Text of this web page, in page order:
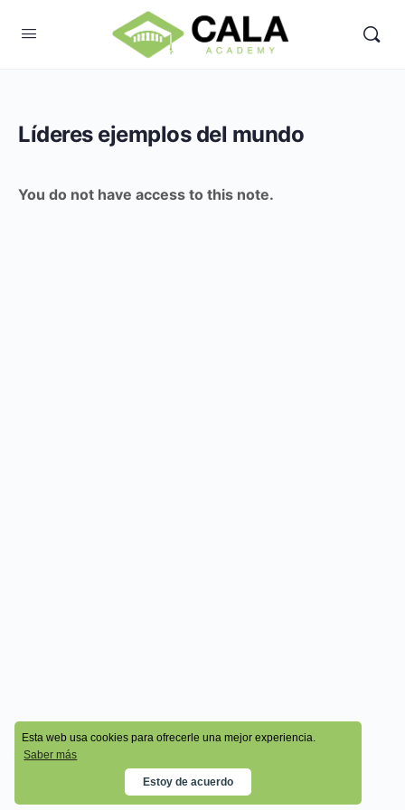
Esta web usa cookies para ofrecerle una mejor experiencia.
Saber más
Estoy de acuerdo
Líderes ejemplos del mundo
You do not have access to this note.
© 2026 - Cala Academy